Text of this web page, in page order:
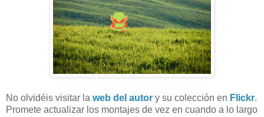
No olvidéis visitar la web del autor y su colección en Flickr.
Promete actualizar los montajes de vez en cuando a lo largo